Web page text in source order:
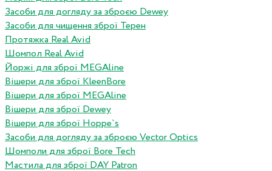
Засоби для догляду за зброєю Dewey
Засоби для чищення зброї Терен
Протяжка Real Avid
Шомпол Real Avid
Йоржі для зброї MEGAline
Вішери для зброї KleenBore
Вішери для зброї MEGAline
Вішери для зброї Dewey
Вішери для зброї Hoppe`s
Засоби для догляду за зброєю Vector Optics
Шомполи для зброї Bore Tech
Мастила для зброї DAY Patron